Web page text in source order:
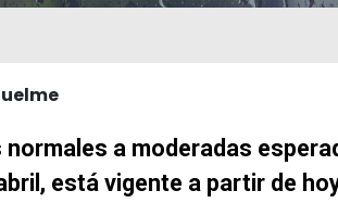
normales a moderadas
está vigente a partir de